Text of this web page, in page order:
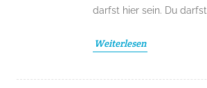
darfst hier sein. Du darfst
Weiterlesen